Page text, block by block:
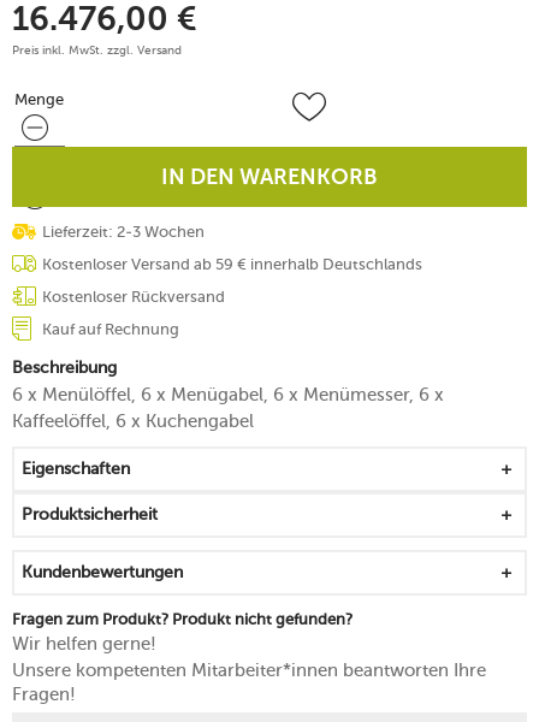
16.476,00 €
Preis inkl. MwSt. zzgl. Versand
Menge
Menge
IN DEN WARENKORB
Lieferzeit: 2-3 Wochen
Kostenloser Versand ab 59 € innerhalb Deutschlands
Kostenloser Rückversand
Kauf auf Rechnung
Beschreibung
6 x Menülöffel, 6 x Menügabel, 6 x Menümesser, 6 x
Kaffeelöffel, 6 x Kuchengabel
Eigenschaften
Produktsicherheit
Kundenbewertungen
Fragen zum Produkt? Produkt nicht gefunden?
Wir helfen gerne!
Unsere kompetenten Mitarbeiter*innen beantworten Ihre
Fragen!